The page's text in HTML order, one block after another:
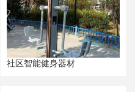
社区智能健身器材